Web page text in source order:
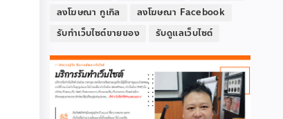
ลงโฆษณา กูเกิล
ลงโฆษณา Facebook
รับทำเว็บไซต์ขายของ
รับดูแลเว็บไซต์